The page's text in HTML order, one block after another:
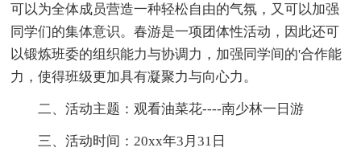
可以为全体成员营造一种轻松自由的气氛，又可以加强
同学们的集体意识。春游是一项团体性活动，因此还可
以锻炼班委的组织能力与协调力，加强同学间的'合作能
力，使得班级更加具有凝聚力与向心力。
二、活动主题：观看油菜花----南少林一日游
三、活动时间：20xx年3月31日